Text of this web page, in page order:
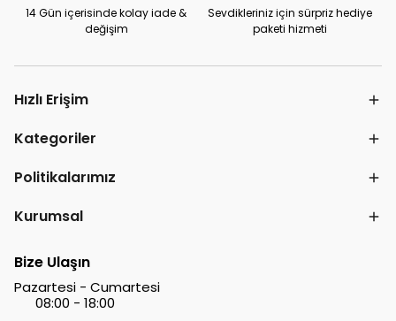
14 Gün içerisinde kolay iade &
değişim
Sevdikleriniz için sürpriz hediye
paketi hizmeti
Hızlı Erişim
Kategoriler
Politikalarımız
Kurumsal
Bize Ulaşın
Pazartesi - Cumartesi
08:00 - 18:00